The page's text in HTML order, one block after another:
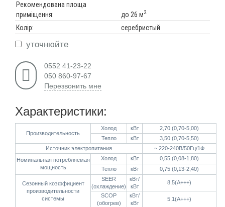
Рекомендована площа
приміщення:
до 26 м2
Колір: серебристый
уточнюйте
0552 41-23-22
050 860-97-67
Перезвонить мне
Характеристики:
Производительность
Холод кВт
2,70 (0,70-5,00)
Тепло
кВт
3,50 (0,70-5,50)
Источник электропитания
~ 220-240В/50Гц/1Ф
Номинальная потребляемая
мощность
Холод кВт
0,55 (0,08-1,80)
Тепло
кВт 0,75 (0,13-2,40)
Сезонный коэффициент
производительности
системы
SEER
(охлаждение)
кВт/
кВт
8,5(А+++)
SCOP
(обогрев)
кВт/
кВт
5,1(А+++)